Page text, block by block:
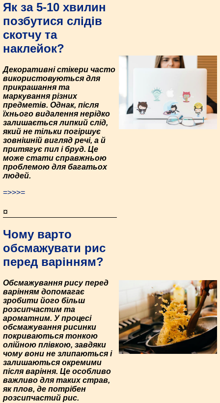
Як за 5-10 хвилин
позбутися слідів
скотчу та
наклейок?
Декоративні стікери часто
використовуються для
прикрашання та
маркування різних
предметів. Однак, після
їхнього видалення нерідко
залишається липкий слід,
який не тільки погіршує
зовнішній вигляд речі, а й
притягує пил і бруд. Це
може стати справжньою
проблемою для багатьох
людей.
=>>>=
¤
Чому варто
обсмажувати рис
перед варінням?
Обсмажування рису перед
варінням допомагає
зробити його більш
розсипчастим та
ароматним. У процесі
обсмажування рисинки
покриваються тонкою
олійною плівкою, завдяки
чому вони не злипаються і
залишаються окремими
після варіння. Це особливо
важливо для таких страв,
як плов, де потрібен
розсипчастий рис.